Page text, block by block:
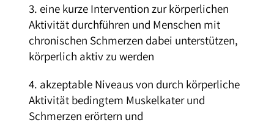
3. eine kurze Intervention zur körperlichen
Aktivität durchführen und Menschen mit
chronischen Schmerzen dabei unterstützen,
körperlich aktiv zu werden
4. akzeptable Niveaus von durch körperliche
Aktivität bedingtem Muskelkater und
Schmerzen erörtern und